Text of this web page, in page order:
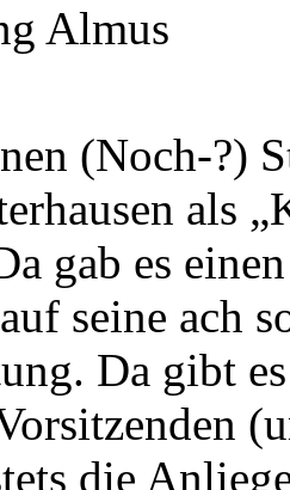
Almus
(Noch-?)
als
gab es
seine ach
Da gibt
die